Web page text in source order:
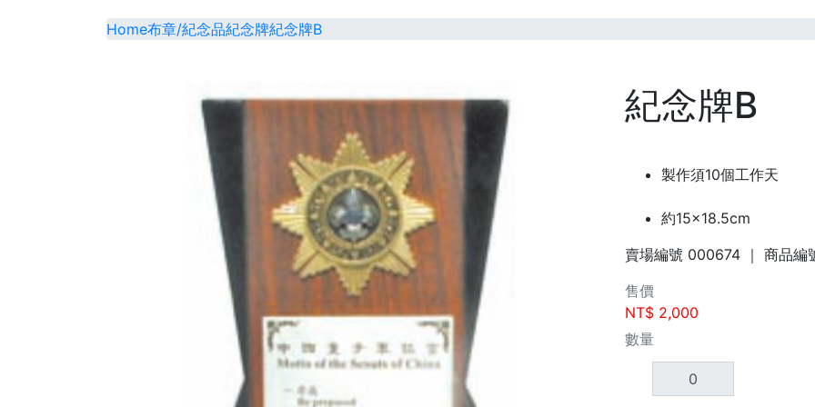
Home布章/紀念品紀念牌紀念牌B
紀念牌B
製作須10個工作天
約15×18.5cm
賣場編號 000674 ｜ 商品編
售價
NT$ 2,000
數量